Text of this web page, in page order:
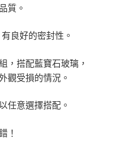
質。
良好的密封性。
，搭配藍寶石玻璃，
觀受損的情況。
任意選擇搭配。
！